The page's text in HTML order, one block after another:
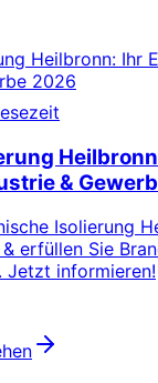
&
Isolierung
erfüllen Sie
Jetzt informieren!